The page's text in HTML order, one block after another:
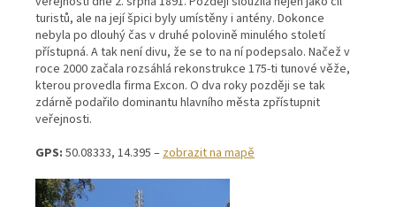
turistů, ale na její špici byly umístěny i antény. Dokonce
nebyla po dlouhý čas v druhé polovině minulého století
přístupná. A tak není divu, že se to na ní podepsalo. Načež v
roce 2000 začala rozsáhlá rekonstrukce 175-ti tunové věže,
kterou provedla firma Excon. O dva roky později se tak
zdárně podařilo dominantu hlavního města zpřístupnit
veřejnosti.
GPS: 50.08333, 14.395 –zobrazit na mapě